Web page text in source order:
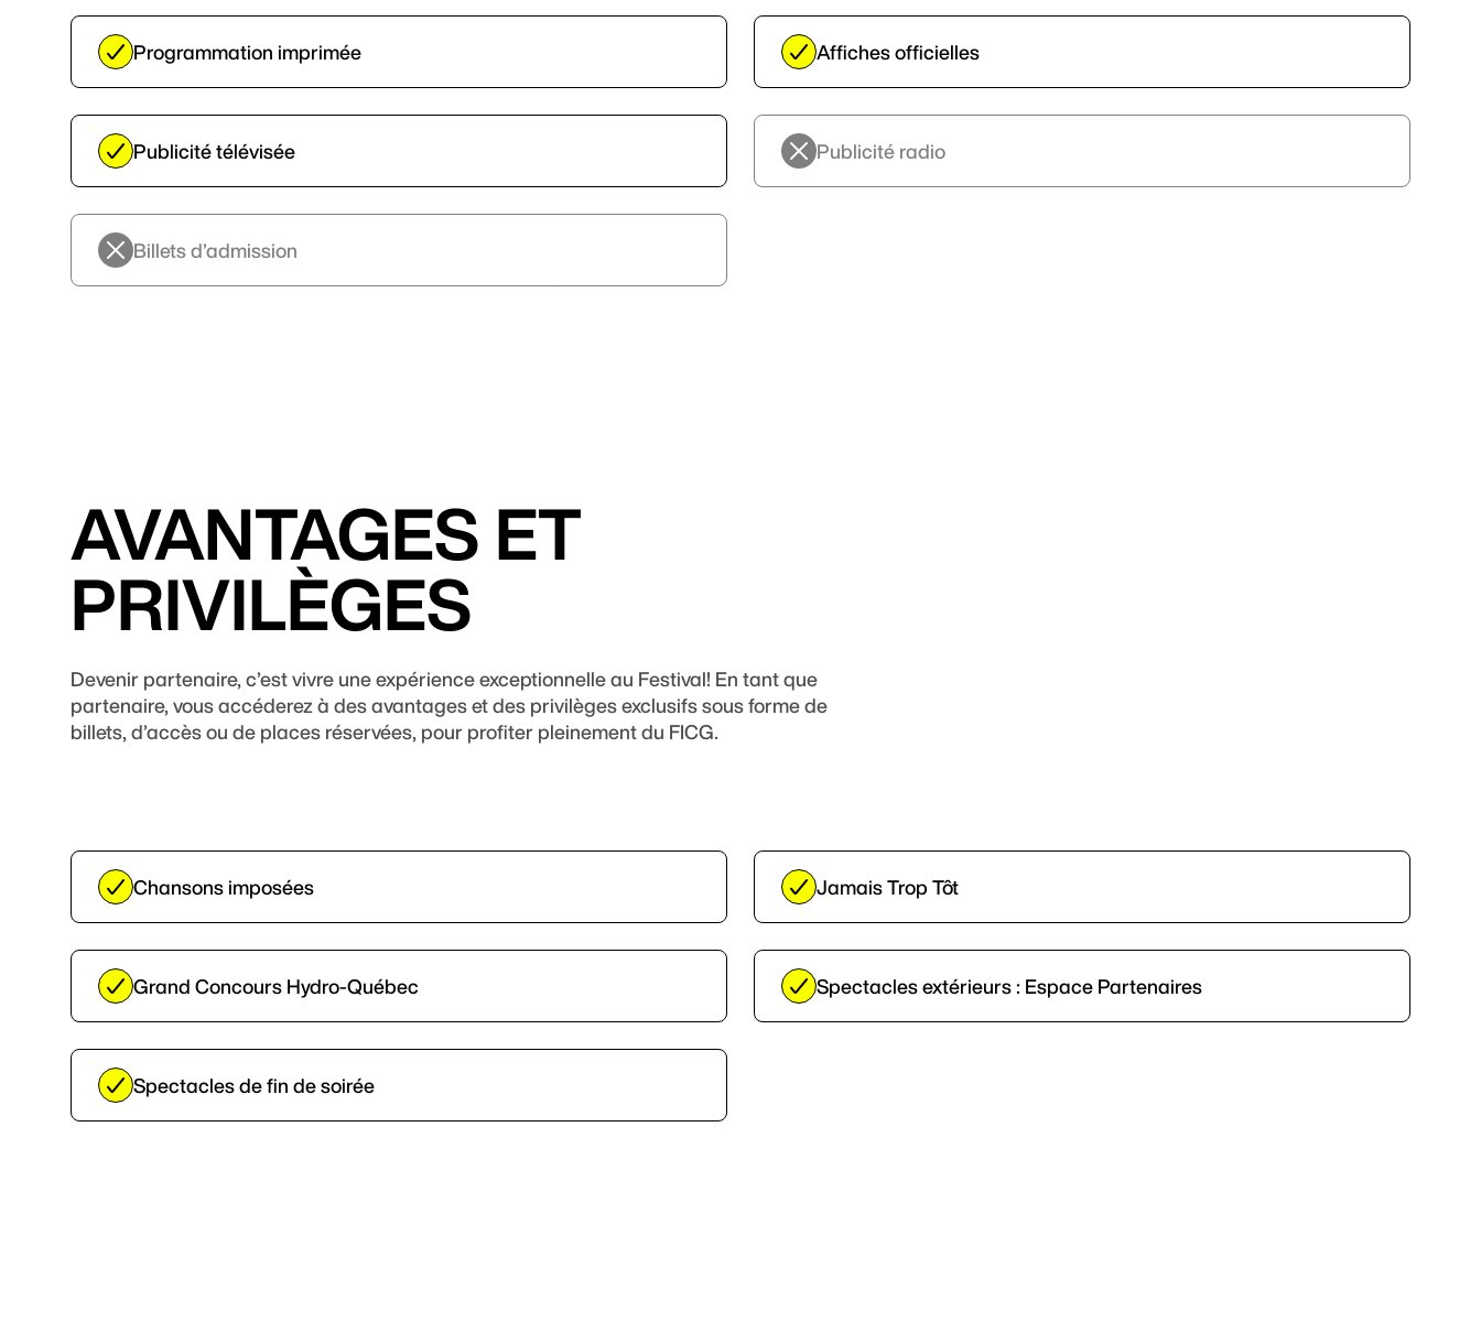
Programmation imprimée Affiches officielles
Publicité télévisée Publicité radio
Billets d’admission
AVANTAGES ET
PRIVILÈGES
Devenir partenaire, c’est vivre une expérience exceptionnelle au Festival! En tant que
partenaire, vous accéderez à des avantages et des privilèges exclusifs sous forme de
billets, d’accès ou de places réservées, pour profiter pleinement du FICG.
Chansons imposées Jamais Trop Tôt
Grand Concours Hydro-Québec Spectacles extérieurs : Espace Partenaires
Spectacles de fin de soirée